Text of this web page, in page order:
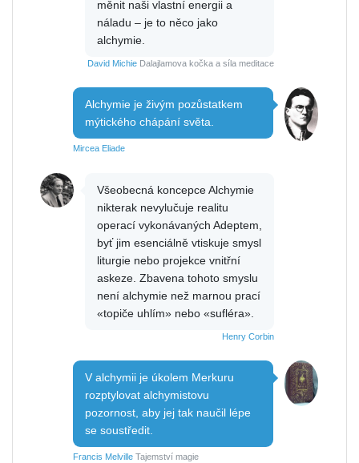
měnit naši vlastní energii a
náladu – je to něco jako
alchymie.
David Michie Dalajlamova kočka a síla meditace
Alchymie je živým pozůstatkem
mýtického chápání světa.
Mircea Eliade
Všeobecná koncepce Alchymie
nikterak nevylučuje realitu
operací vykonávaných Adeptem,
byť jim esenciálně vtiskuje smysl
liturgie nebo projekce vnitřní
askeze. Zbavena tohoto smyslu
není alchymie než marnou prací
«topiče uhlím» nebo «sufléra».
Henry Corbin
V alchymii je úkolem Merkuru
rozptylovat alchymistovu
pozornost, aby jej tak naučil lépe
se soustředit.
Francis Melville Tajemství magie